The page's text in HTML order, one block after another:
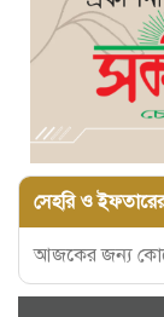
সেহরি ও
আজকের জন্য